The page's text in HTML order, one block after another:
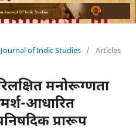
Journal of Indic Studies / Articles
मनोरूग्णता
आधारित
प्रारूप